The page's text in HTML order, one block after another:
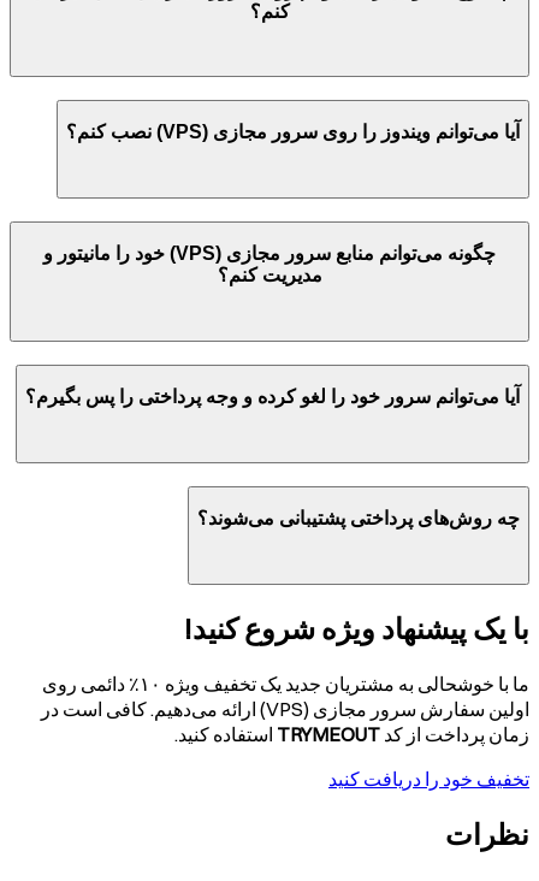
کنم؟
آیا می‌توانم ویندوز را روی سرور مجازی (VPS) نصب کنم؟
چگونه می‌توانم منابع سرور مجازی (VPS) خود را مانیتور و
مدیریت کنم؟
آیا می‌توانم سرور خود را لغو کرده و وجه پرداختی را پس بگیرم؟
چه روش‌های پرداختی پشتیبانی می‌شوند؟
با یک پیشنهاد ویژه شروع کنید!
ما با خوشحالی به مشتریان جدید یک تخفیف ویژه ۱۰٪ دائمی روی
اولین سفارش سرور مجازی (VPS) ارائه می‌دهیم. کافی است در
زمان پرداخت از کد TRYMEOUT استفاده کنید.
تخفیف خود را دریافت کنید
نظرات